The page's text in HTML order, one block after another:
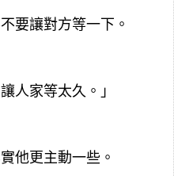
要讓對方等一下。
人家等太久。」
他更主動一些。